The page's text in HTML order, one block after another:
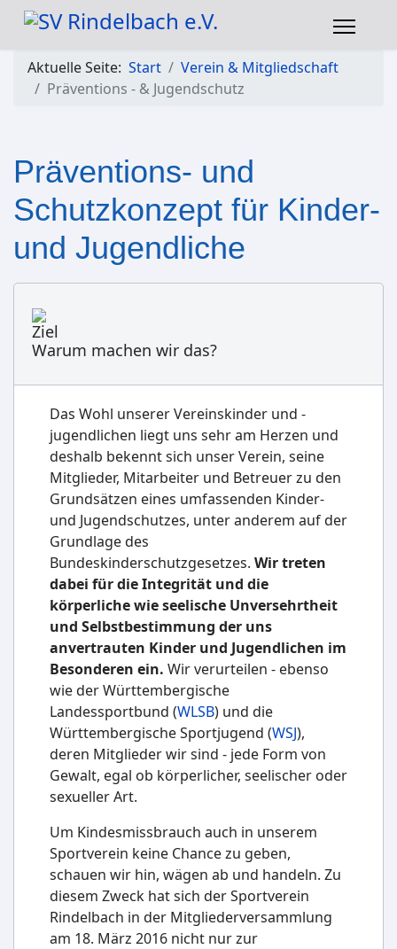
Aktuelle Seite: Start
Verein & Mitgliedschaft
Präventions - & Jugendschutz
Präventions- und
Schutzkonzept für Kinder-
und Jugendliche
Warum machen wir das?
Das Wohl unserer Vereinskinder und -
jugendlichen liegt uns sehr am Herzen und
deshalb bekennt sich unser Verein, seine
Mitglieder, Mitarbeiter und Betreuer zu den
Grundsätzen eines umfassenden Kinder-
und Jugendschutzes, unter anderem auf der
Grundlage des
Bundeskinderschutzgesetzes. Wir treten
dabei für die Integrität und die
körperliche wie seelische Unversehrtheit
und Selbstbestimmung der uns
anvertrauten Kinder und Jugendlichen im
Besonderen ein. Wir verurteilen - ebenso
wie der Württembergische
Landessportbund (WLSB) und die
Württembergische Sportjugend (WSJ),
deren Mitglieder wir sind - jede Form von
Gewalt, egal ob körperlicher, seelischer oder
sexueller Art.
Um Kindesmissbrauch auch in unserem
Sportverein keine Chance zu geben,
schauen wir hin, wägen ab und handeln. Zu
diesem Zweck hat sich der Sportverein
Rindelbach in der Mitgliederversammlung
am 18. März 2016 nicht nur zur